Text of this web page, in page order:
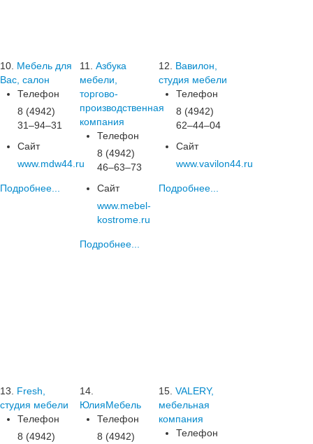
10. Мебель для
Вас, салон
Телефон
8 (4942)
31‒94‒31
Сайт
www.mdw44.ru
Подробнее...
11.
Азбука
мебели,
торгово-
производственная
компания
Телефон
8 (4942)
46‒63‒73
Сайт
www.mebel-
kostrome.ru
Подробнее...
12.
Вавилон,
студия мебели
Телефон
8 (4942)
62‒44‒04
Сайт
www.vavilon44.ru
Подробнее...
13.
Fresh,
студия мебели
Телефон
8 (4942)
14.
ЮлияМебель
Телефон
8 (4942)
15. VALERY,
мебельная
компания
Телефон